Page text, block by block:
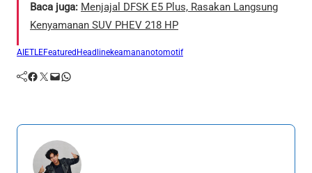
Baca juga: Menjajal DFSK E5 Plus, Rasakan Langsung
Kenyamanan SUV PHEV 218 HP
AI ETLEFeatured Headlinekeamananotomotif
Facebook Twitter Mail WhatsApp